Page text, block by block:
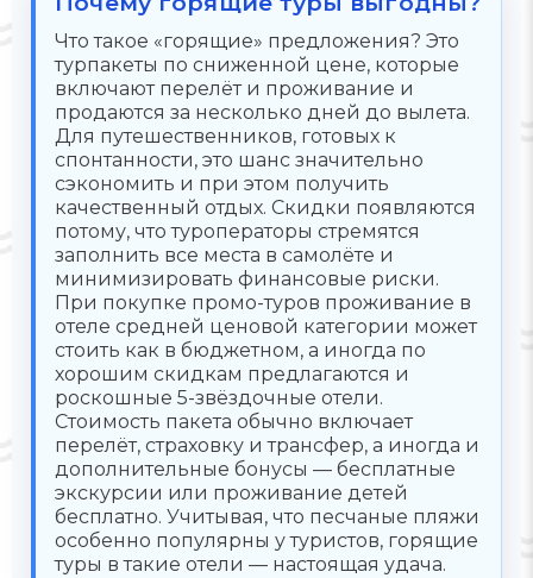
Что такое «горящие» предложения? Это
турпакеты по сниженной цене, которые
включают перелёт и проживание и
продаются за несколько дней до вылета.
Для путешественников, готовых к
спонтанности, это шанс значительно
сэкономить и при этом получить
качественный отдых. Скидки появляются
потому, что туроператоры стремятся
заполнить все места в самолёте и
минимизировать финансовые риски.
При покупке промо-туров проживание в
отеле средней ценовой категории может
стоить как в бюджетном, а иногда по
хорошим скидкам предлагаются и
роскошные 5-звёздочные отели.
Стоимость пакета обычно включает
перелёт, страховку и трансфер, а иногда и
дополнительные бонусы — бесплатные
экскурсии или проживание детей
бесплатно. Учитывая, что песчаные пляжи
особенно популярны у туристов, горящие
туры в такие отели — настоящая удача.